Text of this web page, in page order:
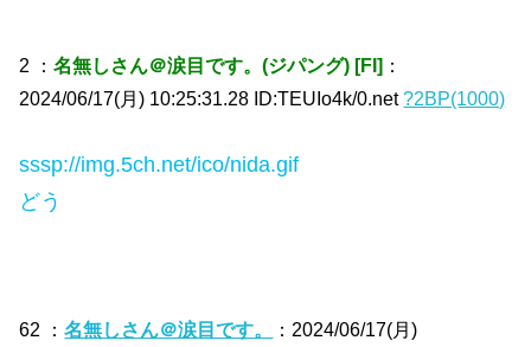
2 ：名無しさん＠涙目です。(ジパング) [FI] ：
2024/06/17(月) 10:25:31.28 ID:TEUIo4k/0.net?2BP(1000)
sssp://img.5ch.net/ico/nida.gif
どう
62 ：名無しさん＠涙目です。 ：2024/06/17(月)